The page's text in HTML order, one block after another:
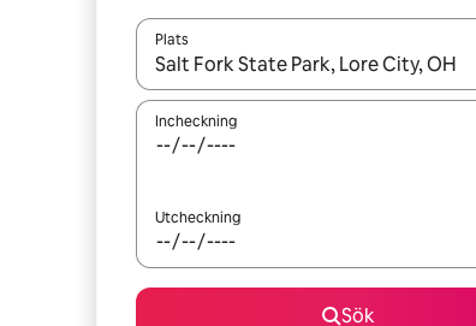
Plats
När resultaten är tillgängliga kan du
Incheckning
Utcheckning
Sök